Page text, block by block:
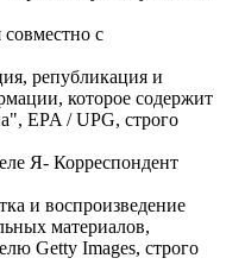
совместно с
републикация и
которое содержит
EPA / UPG, строго
Я- Корреспондент
и воспроизведение
материалов,
Getty Images, строго